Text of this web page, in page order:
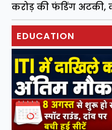
करोड़ की फंडिंग अटकी,
EDUCATION